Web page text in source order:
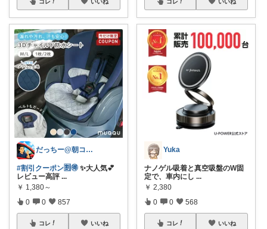
だっちー@朝コレ5時🚗カー用品探求家
#割引クーポン🈹🉐 ✨大人気💕
レビュー高評 ...
￥ 1,380～
0 0 857
コレ いいね
Yuka
ナノゲル吸着と真空吸盤のW固
定で、車内にし ...
￥ 2,380
0 0 568
コレ いいね